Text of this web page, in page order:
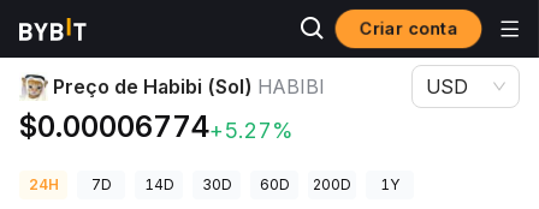
Criar conta
Preços de Criptomoedas Preço de Habibi (Sol) HABIBI
Preço de Habibi (Sol) HABIBI
$0.00006774+5.27%
USD
24H 7D 14D 30D 60D 200D 1Y